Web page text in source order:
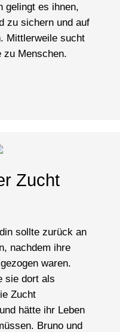
gelingt es ihnen,
zu sichern und auf
Mittlerweile sucht
zu Menschen.
Zucht
sollte zurück an
nachdem ihre
waren.
sie dort als
Zucht
hätte ihr Leben
Bruno und